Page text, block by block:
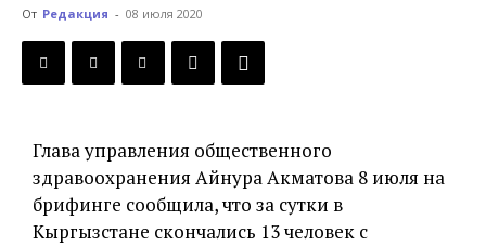
Кыргызстана
От Редакция - 08 июля 2020
Глава управления общественного
здравоохранения Айнура Акматова 8 июля на
брифинге сообщила, что за сутки в
Кыргызстане скончались 13 человек с